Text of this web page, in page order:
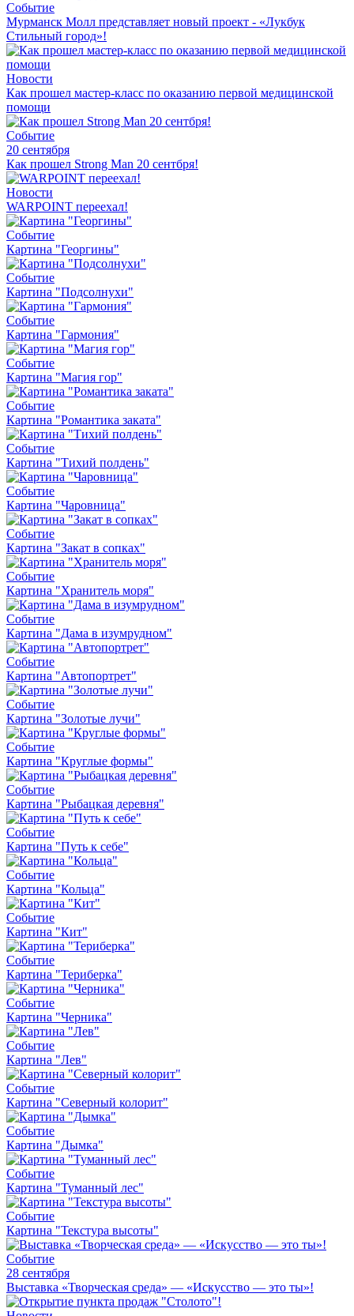
Событие
Мурманск Молл представляет новый проект - «Лукбук
Стильный город»!
Новости
Как прошел мастер-класс по оказанию первой медицинской
помощи
Событие
20 сентября
Как прошел Strong Man 20 сентбря!
Новости
WARPOINT переехал!
Событие
Картина "Георгины"
Событие
Картина "Подсолнухи"
Событие
Картина "Гармония"
Событие
Картина "Магия гор"
Событие
Картина "Романтика заката"
Событие
Картина "Тихий полдень"
Событие
Картина "Чаровница"
Событие
Картина "Закат в сопках"
Событие
Картина "Хранитель моря"
Событие
Картина "Дама в изумрудном"
Событие
Картина "Автопортрет"
Событие
Картина "Золотые лучи"
Событие
Картина "Круглые формы"
Событие
Картина "Рыбацкая деревня"
Событие
Картина "Путь к себе"
Событие
Картина "Кольца"
Событие
Картина "Кит"
Событие
Картина "Териберка"
Событие
Картина "Черника"
Событие
Картина "Лев"
Событие
Картина "Северный колорит"
Событие
Картина "Дымка"
Событие
Картина "Туманный лес"
Событие
Картина "Текстура высоты"
Событие
28 сентября
Выставка «Творческая среда» — «Искусство — это ты»!